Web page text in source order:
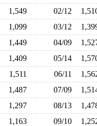
1,549 02/12
1,099 03/12
1,449 04/09
1,409 05/14
1,511 06/11
1,487 07/09
1,297 08/13
1,163 09/10